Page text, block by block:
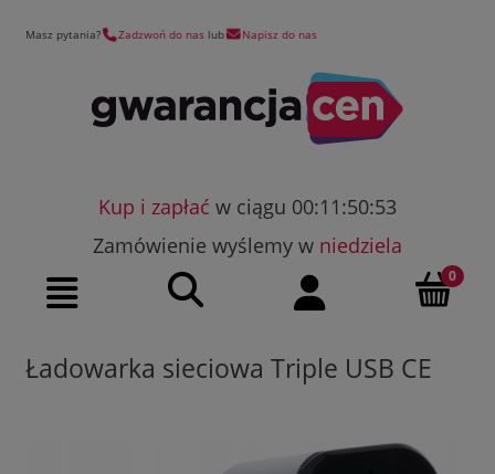
Masz pytania? Zadzwoń do nas lub Napisz do nas
Kup i zapłać w ciągu 00:11:50:53
Zamówienie wyślemy w niedziela
Ładowarka sieciowa Triple USB CE